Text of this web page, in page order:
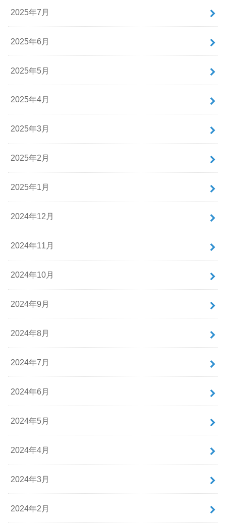
2025年7月
2025年6月
2025年5月
2025年4月
2025年3月
2025年2月
2025年1月
2024年12月
2024年11月
2024年10月
2024年9月
2024年8月
2024年7月
2024年6月
2024年5月
2024年4月
2024年3月
2024年2月